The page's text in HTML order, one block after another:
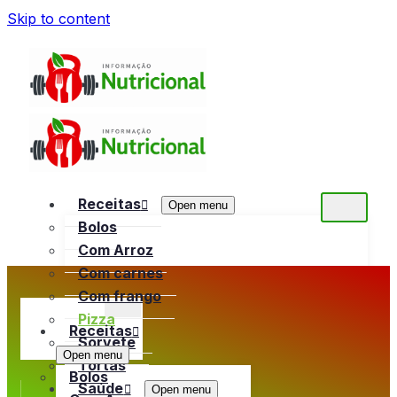
Skip to content
Receitas Open menu
Bolos
Com Arroz
Com carnes
Com frango
Pizza
Sorvete
Tortas
Saúde
Open menu
Receitas
Open menu
Bolos